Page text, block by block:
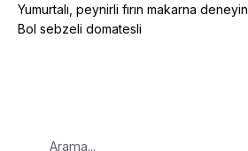
Yumurtalı, peynirli fırın makarna deneyin
Bol sebzeli domatesli